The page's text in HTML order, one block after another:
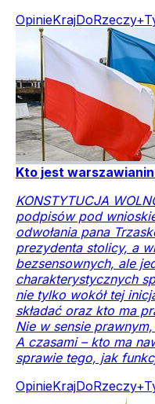
OpinieKrajDoRzeczy+
Kto jest
KONSTYTUCJA
podpisów pod
odwołania pana
prezydenta stolicy, a
bezsensownych, ale
charakterystycznych
nie tylko wokół tej
składać oraz kto ma
Nie w sensie
A czasami – kto ma
sprawie tego, jak
OpinieKrajDoRzeczy+